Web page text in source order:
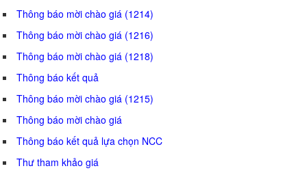
Thông báo mời chào giá (1214)
Thông báo mời chào giá (1216)
Thông báo mời chào giá (1218)
Thông báo kết quả
Thông báo mời chào giá (1215)
Thông báo mời chào giá
Thông báo kết quả lựa chọn NCC
Thư tham khảo giá